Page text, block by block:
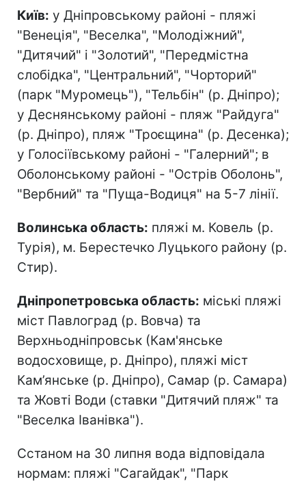
Київ: у Дніпровському районі - пляжі
"Венеція", "Веселка", "Молодіжний",
"Дитячий" і "Золотий", "Передмістна
слобідка", "Центральний", "Чорторий"
(парк "Муромець"), "Тельбін" (р. Дніпро);
у Деснянському районі - пляж "Райдуга"
(р. Дніпро), пляж "Троєщина" (р. Десенка);
у Голосіївському районі - "Галерний"; в
Оболонському районі - "Острів Оболонь",
"Вербний" та "Пуща-Водиця" на 5-7 лінії.
Волинська область: пляжі м. Ковель (р.
Турія), м. Берестечко Луцького району (р.
Стир).
Дніпропетровська область: міські пляжі
міст Павлоград (р. Вовча) та
Верхньодніпровськ (Кам'янське
водосховище, р. Дніпро), пляжі міст
Кам’янське (р. Дніпро), Самар (р. Самара)
та Жовті Води (ставки "Дитячий пляж" та
"Веселка Іванівка").
Сстаном на 30 липня вода відповідала
нормам: пляжі "Сагайдак", "Парк